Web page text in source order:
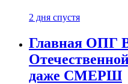
2 дня спустя
Главная ОПГ
даже СМЕРШ